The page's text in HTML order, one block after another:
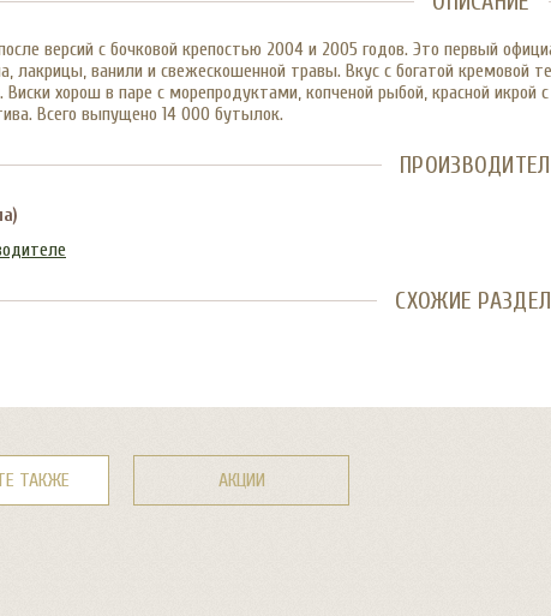
версий с бочковой крепостью 2004 и 2005 годов. Это первый
ванили и свежескошенной травы. Вкус с богатой кремовой
хорош в паре с морепродуктами, копченой рыбой, красной
Всего выпущено 14 000 бутылок.
СХОЖИЕ
ТАКЖЕ АКЦИИ